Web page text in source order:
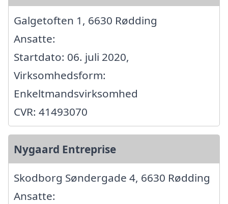
Galgetoften 1, 6630 Rødding
Ansatte:
Startdato: 06. juli 2020,
Virksomhedsform:
Enkeltmandsvirksomhed
CVR: 41493070
Nygaard Entreprise
Skodborg Søndergade 4, 6630 Rødding
Ansatte: